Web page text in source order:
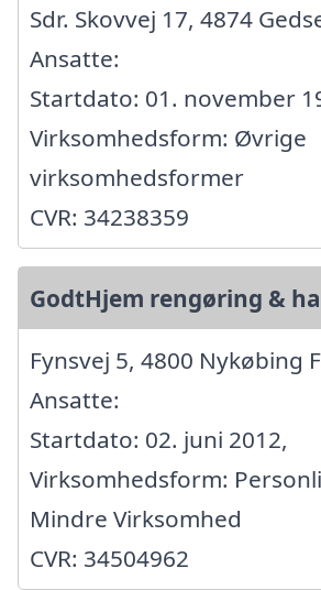
Sdr. Skovvej 17, 4874
Ansatte:
Startdato: 01. november
Virksomhedsform: Øvrige
virksomhedsformer
CVR: 34238359
GodtHjem rengøring &
Fynsvej 5, 4800 Nykøbing F
Ansatte:
Startdato: 02. juni 2012,
Virksomhedsform:
Mindre Virksomhed
CVR: 34504962